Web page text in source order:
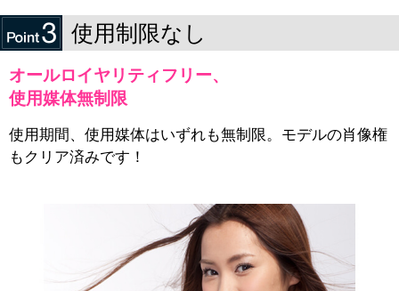
使用制限なし
オールロイヤリティフリー、
使用媒体無制限
使用期間、使用媒体はいずれも無制限。モデルの肖像権
もクリア済みです！